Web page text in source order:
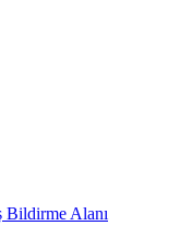
Bildirme Alanı